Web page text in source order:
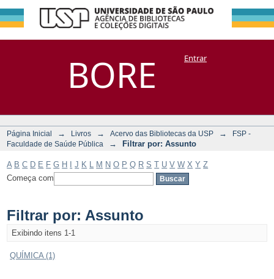
BORE
Filtrar por:
Assunto
DSpace/Manakin + CoriscoEntrar
Página Inicial → Livros → Acervo das Bibliotecas da USP →
FSP -
Faculdade de Saúde Pública
→ Filtrar por: Assunto
A B C D E F G H J K M N O P Q R S T U V W X Y Z
Começa com
Filtrar por: Assunto
Exibindo itens 1-1
QUÍMICA (1)